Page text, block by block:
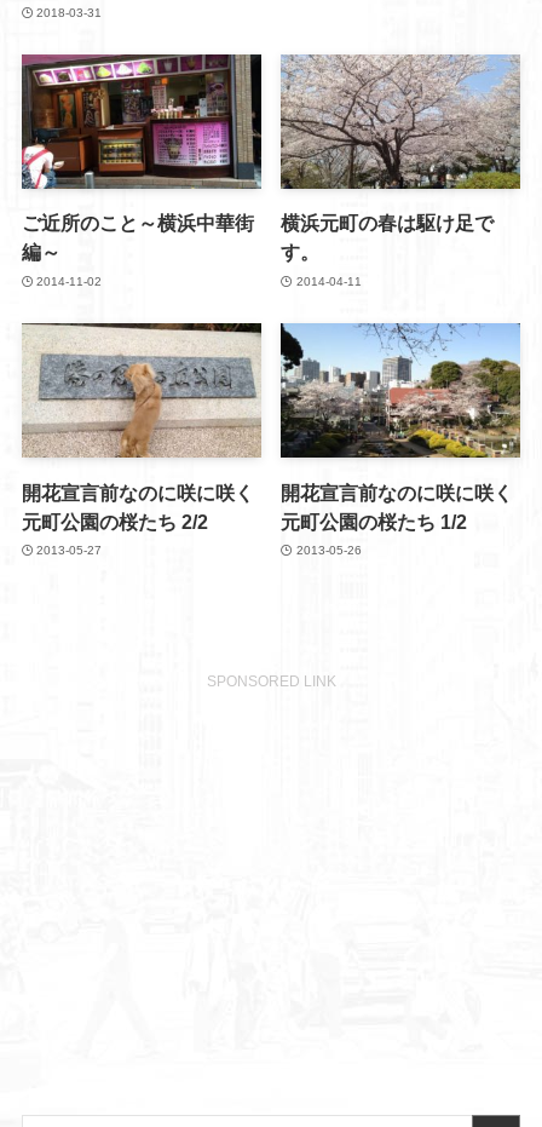
2018-03-31
ご近所のこと～横浜中華街
編～
2014-11-02
横浜元町の春は駆け足で
す。
2014-04-11
開花宣言前なのに咲に咲く
元町公園の桜たち 2/2
2013-05-27
開花宣言前なのに咲に咲く
元町公園の桜たち 1/2
2013-05-26
SPONSORED LINK